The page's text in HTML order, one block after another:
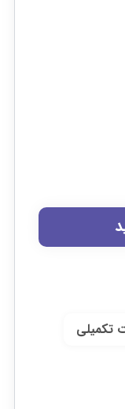
تکمیلی